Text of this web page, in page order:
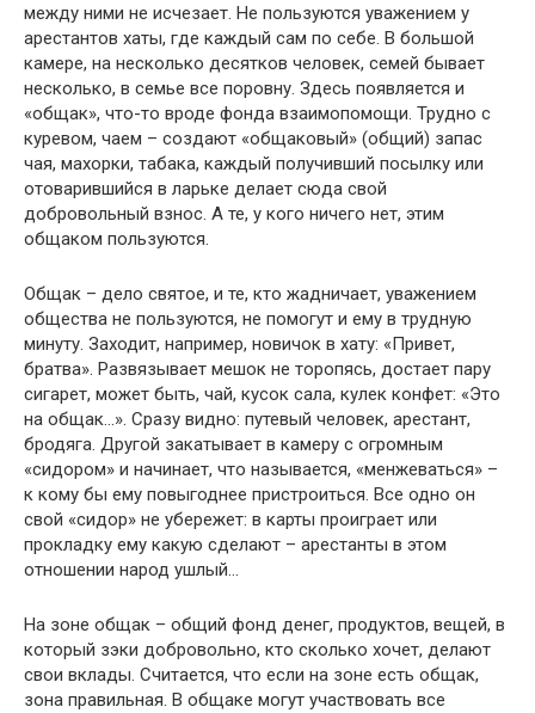
между ними не исчезает. Не пользуются уважением у
арестантов хаты, где каждый сам по себе. В большой
камере, на несколько десятков человек, семей бывает
несколько, в семье все поровну. Здесь появляется и
«общак», что-то вроде фонда взаимопомощи. Трудно с
куревом, чаем – создают «общаковый» (общий) запас
чая, махорки, табака, каждый получивший посылку или
отоварившийся в ларьке делает сюда свой
добровольный взнос. А те, у кого ничего нет, этим
общаком пользуются.
Общак – дело святое, и те, кто жадничает, уважением
общества не пользуются, не помогут и ему в трудную
минуту. Заходит, например, новичок в хату: «Привет,
братва». Развязывает мешок не торопясь, достает пару
сигарет, может быть, чай, кусок сала, кулек конфет: «Это
на общак…». Сразу видно: путевый человек, арестант,
бродяга. Другой закатывает в камеру с огромным
«сидором» и начинает, что называется, «менжеваться» –
к кому бы ему повыгоднее пристроиться. Все одно он
свой «сидор» не убережет: в карты проиграет или
прокладку ему какую сделают – арестанты в этом
отношении народ ушлый…
На зоне общак – общий фонд денег, продуктов, вещей, в
который зэки добровольно, кто сколько хочет, делают
свои вклады. Считается, что если на зоне есть общак,
зона правильная. В общаке могут участвовать все